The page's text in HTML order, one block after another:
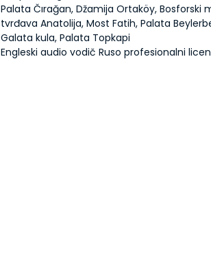
Palata Čırağan, Džamija Ortaköy, Bosforski
tvrđava Anatolija, Most Fatih, Palata
Galata kula, Palata Topkapi
Engleski audio vodič Ruso profesionalni